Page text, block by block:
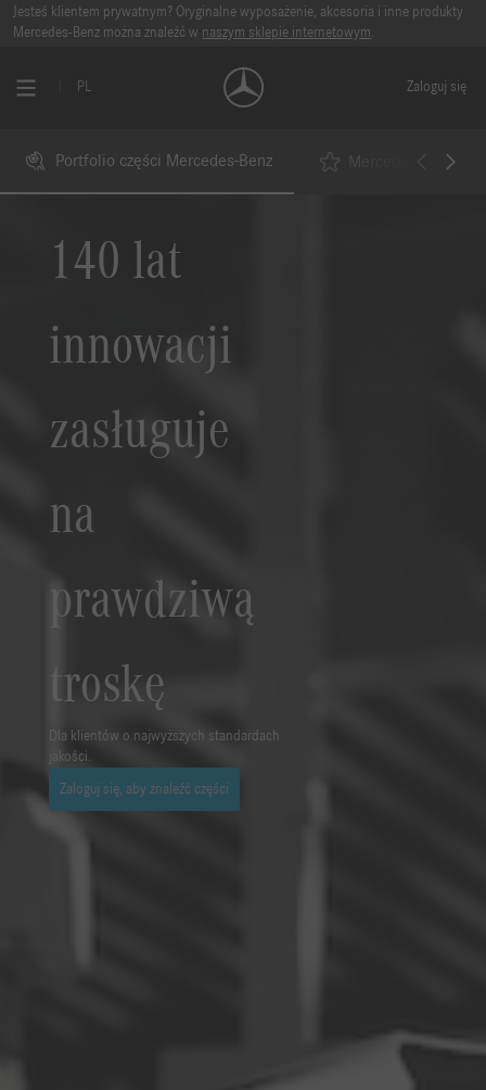
Jesteś klientem prywatnym? Oryginalne wyposażenie, akcesoria i inne produkty
Mercedes-Benz można znaleźć w naszym sklepie internetowym.
PL Zaloguj się
Portfolio części Mercedes-Benz Mercedes-Benz
140 lat
innowacji
zasługuje
na
prawdziwą
troskę
Dla klientów o najwyższych standardach
jakości.
Zaloguj się, aby znaleźć części